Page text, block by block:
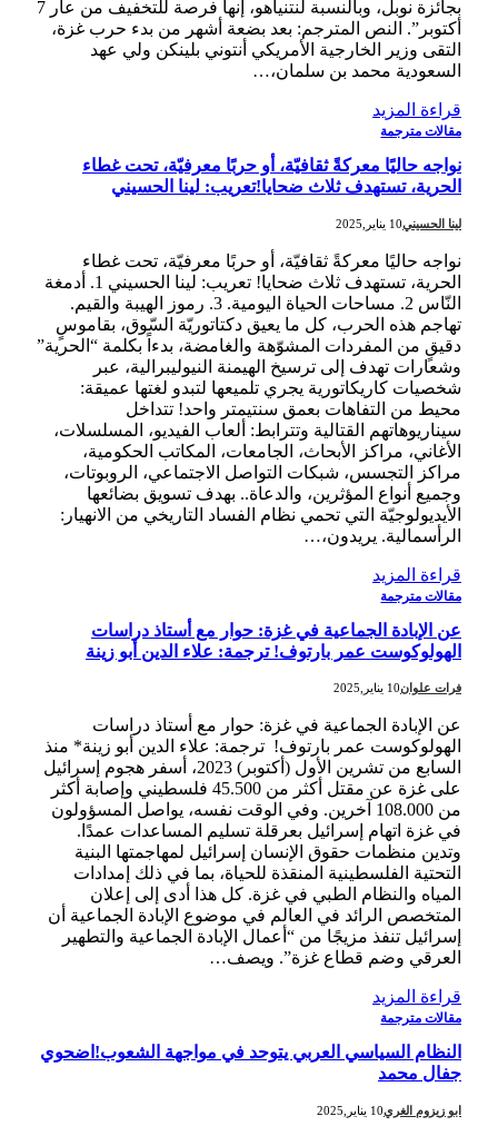
أكتوبر”. النص المترجم: بعد بضعة أشهر من بدء حرب غزة،
التقى وزير الخارجية الأمريكي أنتوني بلينكن ولي عهد
السعودية محمد بن سلمان،…
قراءة المزيد
مقالات مترجمة
نواجه حاليًا معركةً ثقافيّة، أو حربًا معرفيّة، تحت غطاء
الحرية، تستهدف ثلاث ضحايا!تعريب: لينا الحسيني
لينا الحسيني10 يناير,2025
نواجه حاليًا معركةً ثقافيّة، أو حربًا معرفيّة، تحت غطاء
الحرية، تستهدف ثلاث ضحايا! تعريب: لينا الحسيني 1. أدمغة
النّاس 2. مساحات الحياة اليومية. 3. رموز الهيبة والقيم.
تهاجم هذه الحرب، كل ما يعيق دكتاتوريّة السّوق، بقاموسٍ
دقيقٍ من المفردات المشوّهة والغامضة، بدءاً بكلمة “الحرية”
وشعارات تهدف إلى ترسيخ الهيمنة النيوليبرالية، عبر
شخصيات كاريكاتورية يجري تلميعها لتبدو لغتها عميقة:
محيط من التفاهات بعمق سنتيمتر واحد! تتداخل
سيناريوهاتهم القتالية وتترابط: ألعاب الفيديو، المسلسلات،
الأغاني، مراكز الأبحاث، الجامعات، المكاتب الحكومية،
مراكز التجسس، شبكات التواصل الاجتماعي، الروبوتات،
وجميع أنواع المؤثرين، والدعاة.. بهدف تسويق بضائعها
الأيديولوجيّة التي تحمي نظام الفساد التاريخي من الانهيار:
الرأسمالية. يريدون،…
قراءة المزيد
مقالات مترجمة
عن الإبادة الجماعية في غزة: حوار مع أستاذ دراسات
الهولوكوست عمر بارتوف! ترجمة: علاء الدين أبو زينة
فرات علوان10 يناير,2025
عن الإبادة الجماعية في غزة: حوار مع أستاذ دراسات
الهولوكوست عمر بارتوف! ترجمة: علاء الدين أبو زينة* منذ
السابع من تشرين الأول (أكتوبر) 2023، أسفر هجوم إسرائيل
على غزة عن مقتل أكثر من 45.500 فلسطيني وإصابة أكثر
من 108.000 آخرين. وفي الوقت نفسه، يواصل المسؤولون
في غزة اتهام إسرائيل بعرقلة تسليم المساعدات عمدًا.
وتدين منظمات حقوق الإنسان إسرائيل لمهاجمتها البنية
التحتية الفلسطينية المنقذة للحياة، بما في ذلك إمدادات
المياه والنظام الطبي في غزة. كل هذا أدى إلى إعلان
المتخصص الرائد في العالم في موضوع الإبادة الجماعية أن
إسرائيل تنفذ مزيجًا من “أعمال الإبادة الجماعية والتطهير
العرقي وضم قطاع غزة”. ويصف…
قراءة المزيد
مقالات مترجمة
النظام السياسي العربي يتوحد في مواجهة الشعوب!اضحوي
جفال محمد
ابو زيزوم الغري10 يناير,2025